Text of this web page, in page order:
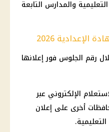
والمدارس التابعة
2026
رقم الجلوس فور إعلانها
الإلكتروني عبر
أخرى على إعلان